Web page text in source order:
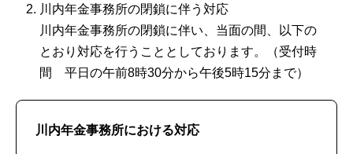
川内年金事務所の閉鎖に伴う対応
川内年金事務所の閉鎖に伴い、当面の間、以下の
とおり対応を行うこととしております。（受付時
間 平日の午前8時30分から午後5時15分まで）
川内年金事務所における対応